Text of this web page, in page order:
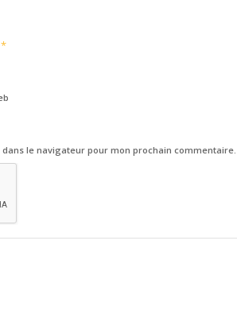
*
le navigateur pour mon prochain commentaire.